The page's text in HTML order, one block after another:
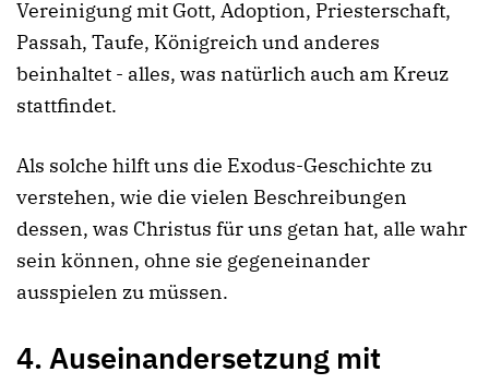
Vereinigung mit Gott, Adoption, Priesterschaft,
Passah, Taufe, Königreich und anderes
beinhaltet - alles, was natürlich auch am Kreuz
stattfindet.
Als solche hilft uns die Exodus-Geschichte zu
verstehen, wie die vielen Beschreibungen
dessen, was Christus für uns getan hat, alle wahr
sein können, ohne sie gegeneinander
ausspielen zu müssen.
4. Auseinandersetzung mit